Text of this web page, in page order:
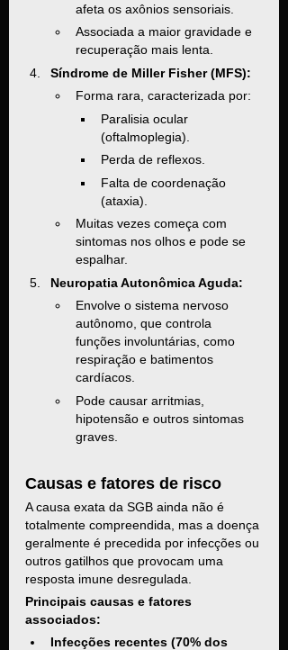
afeta os axônios sensoriais.
Associada a maior gravidade e
recuperação mais lenta.
Síndrome de Miller Fisher (MFS):
Forma rara, caracterizada por:
Paralisia ocular
(oftalmoplegia).
Perda de reflexos.
Falta de coordenação
(ataxia).
Muitas vezes começa com
sintomas nos olhos e pode se
espalhar.
Neuropatia Autonômica Aguda:
Envolve o sistema nervoso
autônomo, que controla
funções involuntárias, como
respiração e batimentos
cardíacos.
Pode causar arritmias,
hipotensão e outros sintomas
graves.
Causas e fatores de risco
A causa exata da SGB ainda não é
totalmente compreendida, mas a doença
geralmente é precedida por infecções ou
outros gatilhos que provocam uma
resposta imune desregulada.
Principais causas e fatores
associados:
Infecções recentes (70% dos